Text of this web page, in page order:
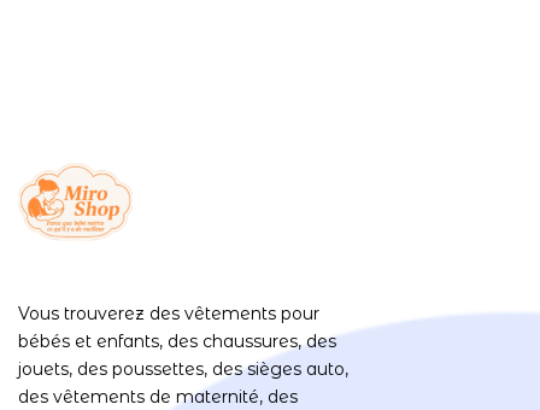
Vous trouverez des vêtements pour
bébés et enfants, des chaussures, des
jouets, des poussettes, des sièges auto,
des vêtements de maternité, des